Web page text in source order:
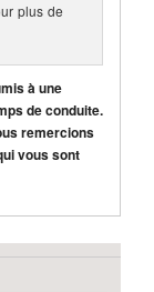
plus de
à une
de conduite.
remercions
vous sont